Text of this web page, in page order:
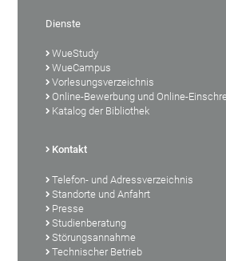
Dienste
WueStudy
WueCampus
Vorlesungsverzeichnis
Online-Bewerbung und Online-
Katalog der Bibliothek
Kontakt
Telefon- und Adressverzeichnis
Standorte und Anfahrt
Presse
Studienberatung
Störungsannahme
Technischer Betrieb